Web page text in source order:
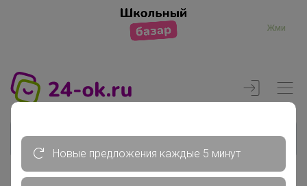
Жми
Новые предложения каждые 5 минут